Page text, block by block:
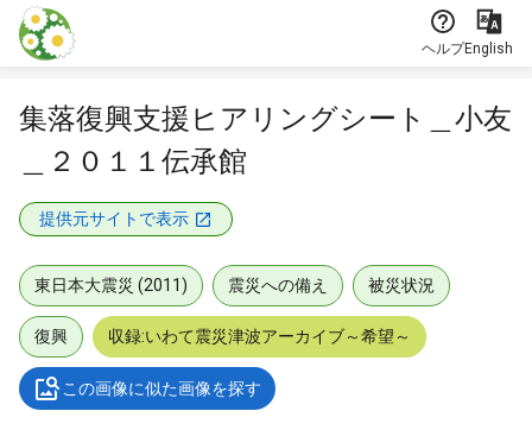
本文に飛ぶ
ヘルプEnglish
集落復興支援ヒアリングシート＿小友
＿２０１１伝承館
提供元サイトで表示
東日本大震災 (2011) 震災への備え 被災状況
復興 収録:いわて震災津波アーカイブ～希望～
この画像に似た画像を探す